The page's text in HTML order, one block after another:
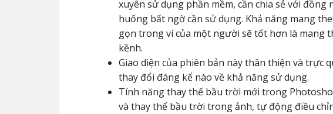
xuyên sử dụng phần mềm, cần chia sẻ với
huống bất ngờ cần sử dụng. Khả năng mang
gọn trong ví của một người sẽ tốt hơn là mang
kềnh.
Giao diện của phiên bản này thân thiện và trực
thay đổi đáng kể nào về khả năng sử dụng.
Tính năng thay thế bầu trời mới trong
và thay thế bầu trời trong ảnh, tự động điều